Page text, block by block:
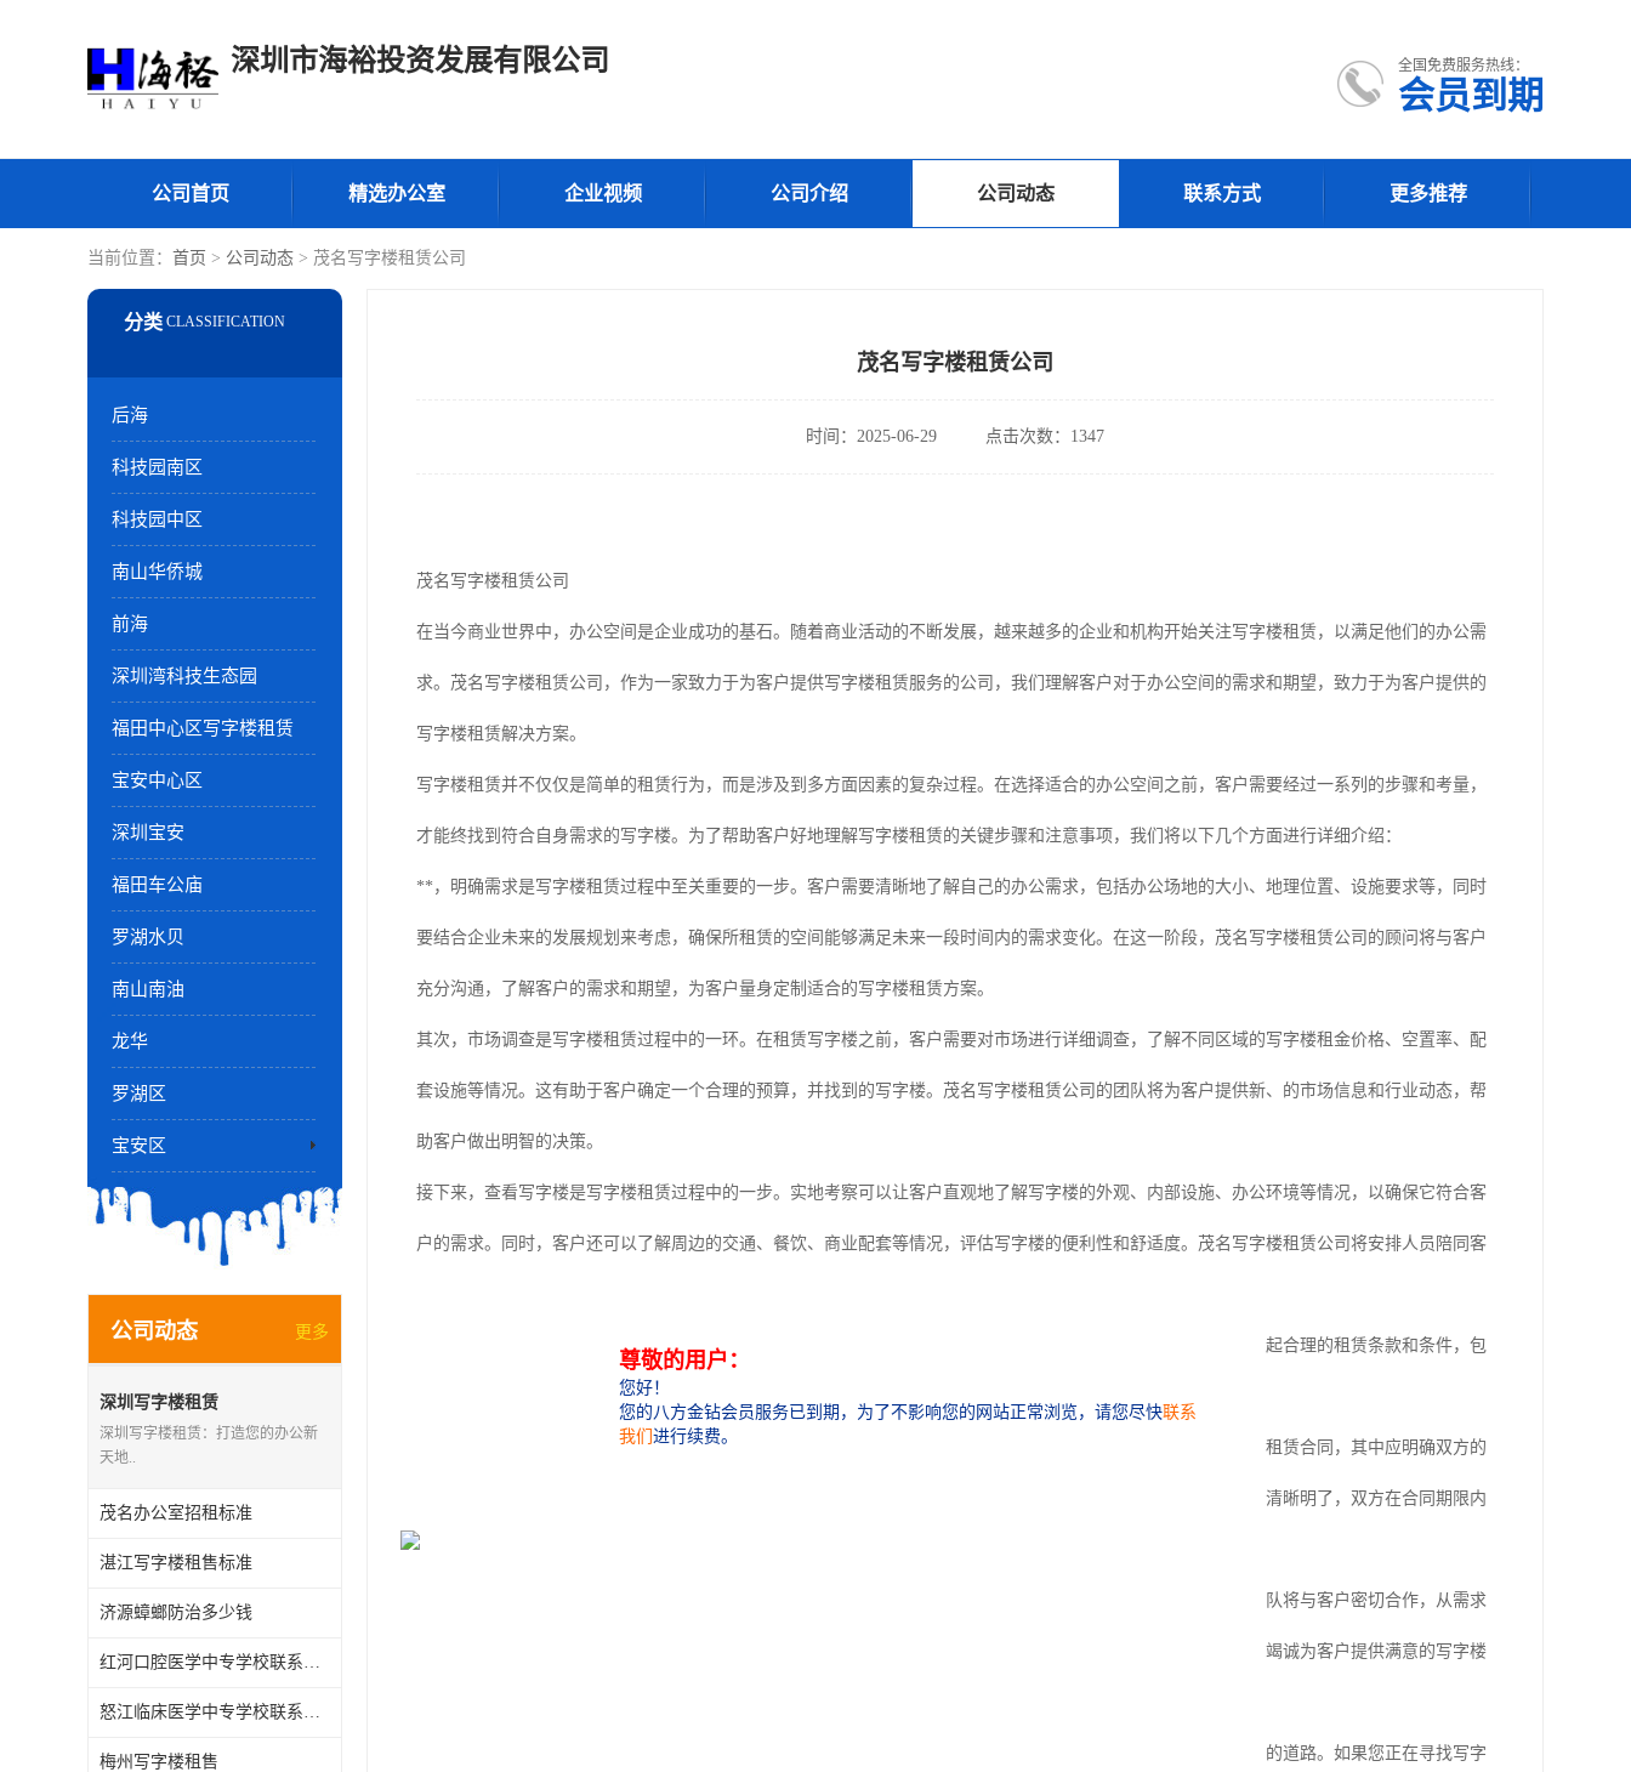
深圳市海裕投资发展有限公司 全国免费服务热线：
会员到期
公司首页 精选办公室 企业视频 公司介绍 公司动态 联系方式 更多推荐
当前位置： 首页 > 公司动态 > 茂名写字楼租赁公司
后海
科技园南区
科技园中区
南山华侨城
前海
深圳湾科技生态园
福田中心区写字楼租赁
宝安中心区
深圳宝安
福田车公庙
罗湖水贝
南山南油
龙华
罗湖区
宝安区
公司动态 更多
深圳写字楼租赁
深圳写字楼租赁：打造您的办公新
天地..
茂名办公室招租标准
湛江写字楼租售标准
济源蟑螂防治多少钱
红河口腔医学中专学校联系方式
怒江临床医学中专学校联系方式
梅州写字楼租售
茂名写字楼租赁公司
时间：2025-06-29 点击次数：1347
茂名写字楼租赁公司
在当今商业世界中，办公空间是企业成功的基石。随着商业活动的不断发展，越来越多的企业和机构开始关注写字楼租赁，以满足他们的办公需
求。茂名写字楼租赁公司，作为一家致力于为客户提供写字楼租赁服务的公司，我们理解客户对于办公空间的需求和期望，致力于为客户提供的
写字楼租赁解决方案。
写字楼租赁并不仅仅是简单的租赁行为，而是涉及到多方面因素的复杂过程。在选择适合的办公空间之前，客户需要经过一系列的步骤和考量，
才能终找到符合自身需求的写字楼。为了帮助客户好地理解写字楼租赁的关键步骤和注意事项，我们将以下几个方面进行详细介绍：
**，明确需求是写字楼租赁过程中至关重要的一步。客户需要清晰地了解自己的办公需求，包括办公场地的大小、地理位置、设施要求等，同时
要结合企业未来的发展规划来考虑，确保所租赁的空间能够满足未来一段时间内的需求变化。在这一阶段，茂名写字楼租赁公司的顾问将与客户
充分沟通，了解客户的需求和期望，为客户量身定制适合的写字楼租赁方案。
其次，市场调查是写字楼租赁过程中的一环。在租赁写字楼之前，客户需要对市场进行详细调查，了解不同区域的写字楼租金价格、空置率、配
套设施等情况。这有助于客户确定一个合理的预算，并找到的写字楼。茂名写字楼租赁公司的团队将为客户提供新、的市场信息和行业动态，帮
助客户做出明智的决策。
接下来，查看写字楼是写字楼租赁过程中的一步。实地考察可以让客户直观地了解写字楼的外观、内部设施、办公环境等情况，以确保它符合客
户的需求。同时，客户还可以了解周边的交通、餐饮、商业配套等情况，评估写字楼的便利性和舒适度。茂名写字楼租赁公司将安排人员陪同客
在找到满足需求的写字楼后，客户需要与业主或中介进行租赁条款的协商。茂名写字楼租赁公司的团队将与客户一起合理的租赁条款和条件，包
括租金、租期、付款方式、违约责任等，以保护客户的合法权益，确保双方权益的平衡和公平。
后，签订正式的租赁合同是整个写字楼租赁过程的关键一步。在双方达成一致后，客户需与业主或中介签订正式的租赁合同，其中应明确双方的
权利和义务，避免可能出现的纠纷和风险。茂名写字楼租赁公司将协助客户审阅和签订租赁合同，确保合同条款的清晰明了，双方在合同期限内
遵守约定。
茂名写字楼租赁公司致力于为客户提供的写字楼租赁解决方案，帮助客户、便捷地找到理想的办公空间。我们的团队将与客户密切合作，从需求
分析到市场调查，从实地考察到协商签约，为客户提供一站式的写字楼租赁服务。我们秉承诚信、、的服务理念，竭诚为客户提供满意的写字楼
在茂名写字楼租赁公司，我们相信，用心倾听客户的需求，尊重客户的选择，的团队，的服务，必将成就客户成功的道路。如果您正在寻找写字